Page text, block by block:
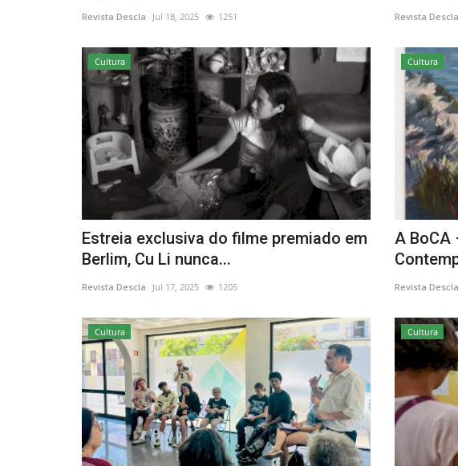
Revista Descla Jul 18, 2025 1251 Revista Descla
Cultura
Estreia exclusiva do filme premiado em
Berlim, Cu Li nunca...
Revista Descla Jul 17, 2025 1205
Cultura
A BoCA
Revista Descla
Cultura Cultura
Campos de férias da Jovens Seguros
recebem inscrições de...
Revista Descla Jun 26, 2023 2518 Revista